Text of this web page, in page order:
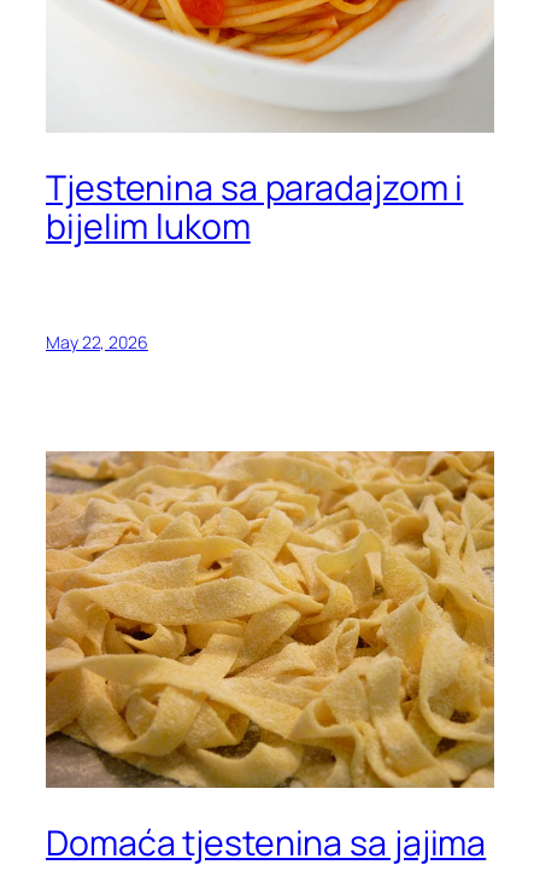
Tjestenina sa paradajzom i
bijelim lukom
May 22, 2026
Domaća tjestenina sa jajima